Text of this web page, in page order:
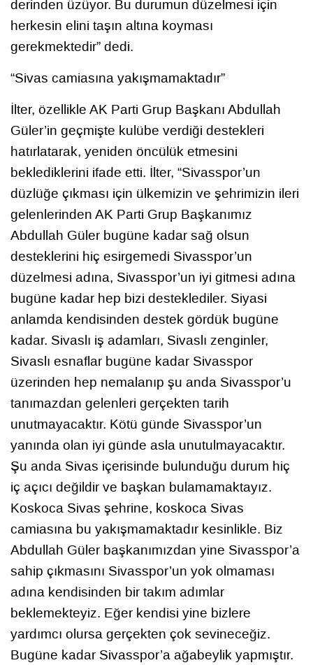
derinden üzüyor. Bu durumun düzelmesi için
herkesin elini taşın altına koyması
gerekmektedir” dedi.
“Sivas camiasına yakışmamaktadır”
İlter, özellikle AK Parti Grup Başkanı Abdullah
Güler’in geçmişte kulübe verdiği destekleri
hatırlatarak, yeniden öncülük etmesini
beklediklerini ifade etti. İlter, “Sivasspor’un
düzlüğe çıkması için ülkemizin ve şehrimizin ileri
gelenlerinden AK Parti Grup Başkanımız
Abdullah Güler bugüne kadar sağ olsun
desteklerini hiç esirgemedi Sivasspor’un
düzelmesi adına, Sivasspor’un iyi gitmesi adına
bugüne kadar hep bizi desteklediler. Siyasi
anlamda kendisinden destek gördük bugüne
kadar. Sivaslı iş adamları, Sivaslı zenginler,
Sivaslı esnaflar bugüne kadar Sivasspor
üzerinden hep nemalanıp şu anda Sivasspor’u
tanımazdan gelenleri gerçekten tarih
unutmayacaktır. Kötü günde Sivasspor’un
yanında olan iyi günde asla unutulmayacaktır.
Şu anda Sivas içerisinde bulunduğu durum hiç
iç açıcı değildir ve başkan bulamamaktayız.
Koskoca Sivas şehrine, koskoca Sivas
camiasına bu yakışmamaktadır kesinlikle. Biz
Abdullah Güler başkanımızdan yine Sivasspor’a
sahip çıkmasını Sivasspor’un yok olmaması
adına kendisinden bir takım adımlar
beklemekteyiz. Eğer kendisi yine bizlere
yardımcı olursa gerçekten çok sevineceğiz.
Bugüne kadar Sivasspor’a ağabeylik yapmıştır.